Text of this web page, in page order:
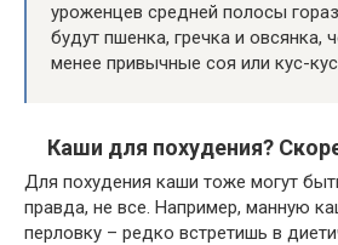
уроженцев средней полосы
будут пшенка, гречка и овсянка,
менее привычные соя или кус-
Каши для похудения?
Для похудения каши тоже могут
правда, не все. Например, манную
перловку – редко встретишь в